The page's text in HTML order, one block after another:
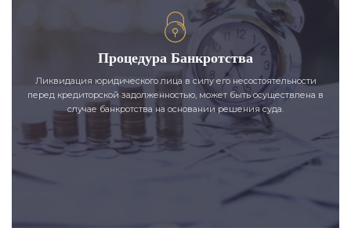
Процедура Банкротства
Ликвидация юридического лица в силу его несостоятельности
перед кредиторской задолженностью, может быть осуществлена в
случае банкротства на основании решения суда.